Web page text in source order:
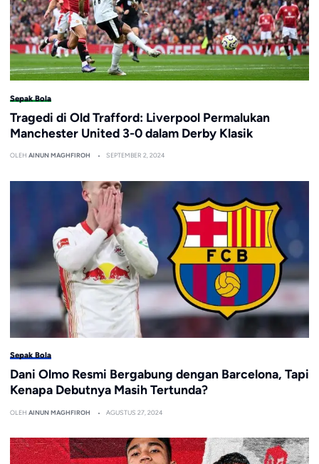
Sepak Bola
Tragedi di Old Trafford: Liverpool Permalukan
Manchester United 3-0 dalam Derby Klasik
OLEH AINUN MAGHFIROH SEPTEMBER 2, 2024
Sepak Bola
Dani Olmo Resmi Bergabung dengan Barcelona, Tapi
Kenapa Debutnya Masih Tertunda?
OLEH AINUN MAGHFIROH AGUSTUS 27, 2024